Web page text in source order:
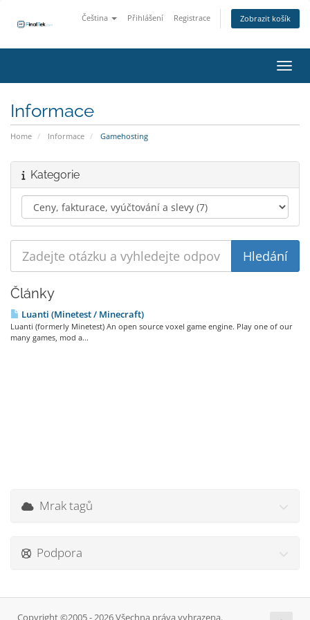
Čeština Přihlášení Registrace Zobrazit košík
Informace
Home Informace Gamehosting
Kategorie
Články
Luanti (Minetest / Minecraft)
Luanti (formerly Minetest) An open source voxel game engine. Play one of our
many games, mod a...
Mrak tagů
Podpora
Copyright ©2005 - 2026 Všechna práva vyhrazena.